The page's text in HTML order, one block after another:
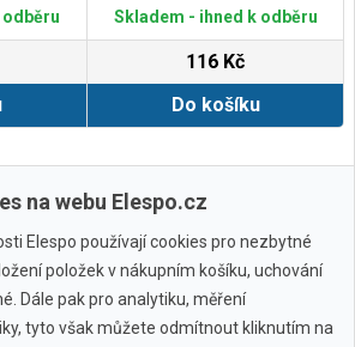
Skladem - ihned k odběru
116 Kč
Do košíku
Zobrazit další
na webu Elespo.cz
Elespo používají cookies pro nezbytné
položek v nákupním košíku, uchování
Dále pak pro analytiku, měření
tyto však můžete odmítnout kliknutím na